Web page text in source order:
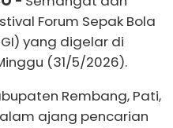
Forum Sepak Bola
yang digelar di
(31/5/2026).
Rembang, Pati,
ajang pencarian